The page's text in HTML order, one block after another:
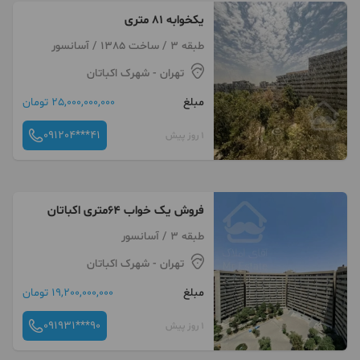
یکخوابه ۸۱ متری
طبقه 3 / ساخت 1385 / آسانسور
تهران - شهرک اکباتان
مبلغ
25,000,000,000 تومان
1 روز پیش 091204***41
فروش یک خواب ۶۴متری اکباتان
طبقه 3 / آسانسور
تهران - شهرک اکباتان
مبلغ
19,200,000,000 تومان
1 روز پیش 091931***90